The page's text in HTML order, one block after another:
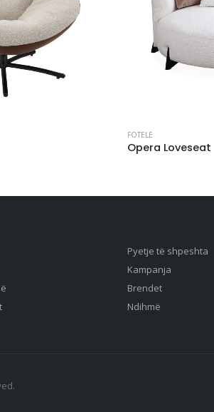
FOTELE
Opera Loveseat
Pyetje të shpeshta
Kampanja
Brendet
Ndihmë